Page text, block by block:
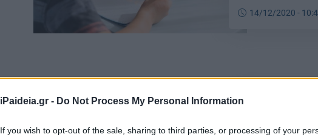
iPaideia.gr - Do Not Process My Personal Information
If you wish to opt-out of the sale, sharing to third parties, or processing of your
αναλγησίας. Από
κλινικάρχες και
14/12/2020 -
τη σχολική